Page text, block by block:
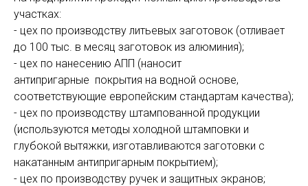
участках:
- цех по производству литьевых заготовок (отливает
до 100 тыс. в месяц заготовок из алюминия);
- цех по нанесению АПП (наносит
антипригарные покрытия на водной основе,
соответствующие европейским стандартам качества);
- цех по производству штампованной продукции
(используются методы холодной штамповки и
глубокой вытяжки, изготавливаются заготовки с
накатанным антипригарным покрытием);
- цех по производству ручек и защитных экранов;